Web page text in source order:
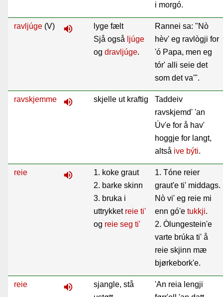
i morgó.
ravljúge (V) volume_up
lyge fælt
Sjå også ljúge
og dravljúge.
Rannei sa: "Nò
hèv' eg ravlògji for
'ó Papa, men eg
tór' alli seie det
som det va'".
ravskjemme volume_up skjelle ut kraftig
Taddeiv
ravskjemd' 'an
Úv'e for å hav'
hoggje for langt,
altså ive býti.
reie volume_up
1. koke graut
2. barke skinn
3. bruka i
uttrykket reie ti'
og reie seg ti'
1. Tóne reier
graut'e ti' middags.
Nò vi' eg reie mi
enn gó'e tukkji.
2. Òlungestein'e
varte brúka ti' å
reie skjinn mæ
bjørkebork'e.
reie volume_up
sjangle, stå
'An reia lengji